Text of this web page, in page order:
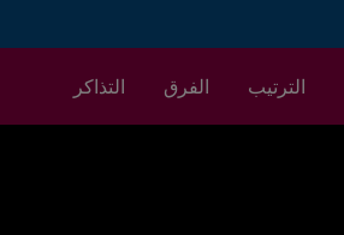
الترتيب الفرق التذاكر